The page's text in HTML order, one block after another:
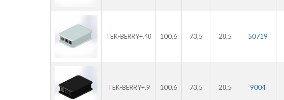
TEK-BERRY+.40 100,6 73,5 28,5 50719
TEK-BERRY+.9 100,6 73,5 28,5 9004